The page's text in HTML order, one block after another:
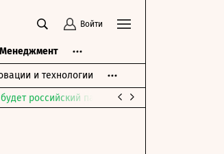
Войти
Менеджмент
и технологии
российский парламент